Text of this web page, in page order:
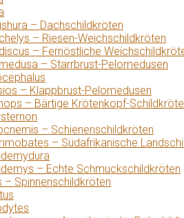
– Dachschildkröten
– Riesen-Weichschildkröten
– Fernöstliche
– Starrbrust-Pelomedusen
– Klappbrust-Pelomedusen
– Bärtige Krötenkopf-
– Schienenschildkröten
– Südafrikanische
– Echte Schmuckschildkröten
– Spinnenschildkröten